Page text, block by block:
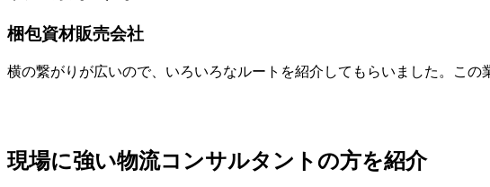
梱包資材販売会社
横の繋がりが広いので、いろいろなルートを紹介してもらいました。こ
現場に強い物流コンサルタントの方を紹介